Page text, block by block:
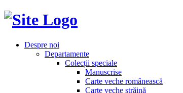
Despre noi
Departamente
Colecții speciale
Manuscrise
Carte veche românească
Carte veche străină